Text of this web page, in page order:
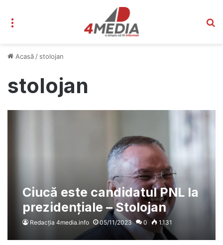
Acasă / stolojan
stolojan
Ciucă este candidatul PNL la
prezidențiale – Stolojan
recunoaște: „Deocamdată
nu avem altul”
Redacția 4media.info 05/11/2023 0 1.131